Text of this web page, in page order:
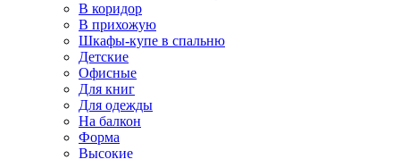
В коридор
В прихожую
Шкафы-купе в спальню
Детские
Офисные
Для книг
Для одежды
На балкон
Форма
Высокие